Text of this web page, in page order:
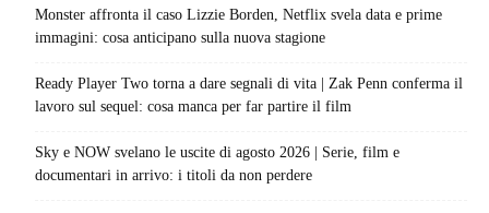
Monster affronta il caso Lizzie Borden, Netflix svela data e prime
immagini: cosa anticipano sulla nuova stagione
Ready Player Two torna a dare segnali di vita | Zak Penn conferma il
lavoro sul sequel: cosa manca per far partire il film
Sky e NOW svelano le uscite di agosto 2026 | Serie, film e
documentari in arrivo: i titoli da non perdere